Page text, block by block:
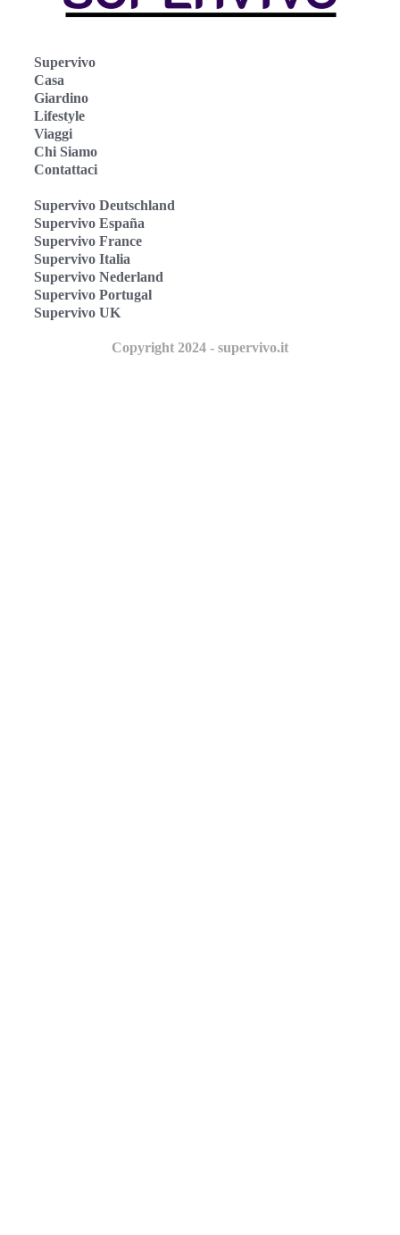
Supervivo
Casa
Giardino
Lifestyle
Viaggi
Chi Siamo
Contattaci
Supervivo Deutschland
Supervivo España
Supervivo France
Supervivo Italia
Supervivo Nederland
Supervivo Portugal
Supervivo UK
Copyright 2024 - supervivo.it